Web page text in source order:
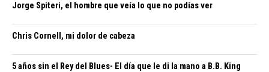
Jorge Spiteri, el hombre que veía lo que no podías ver
Chris Cornell, mi dolor de cabeza
5 años sin el Rey del Blues- El día que le di la mano a B.B. King